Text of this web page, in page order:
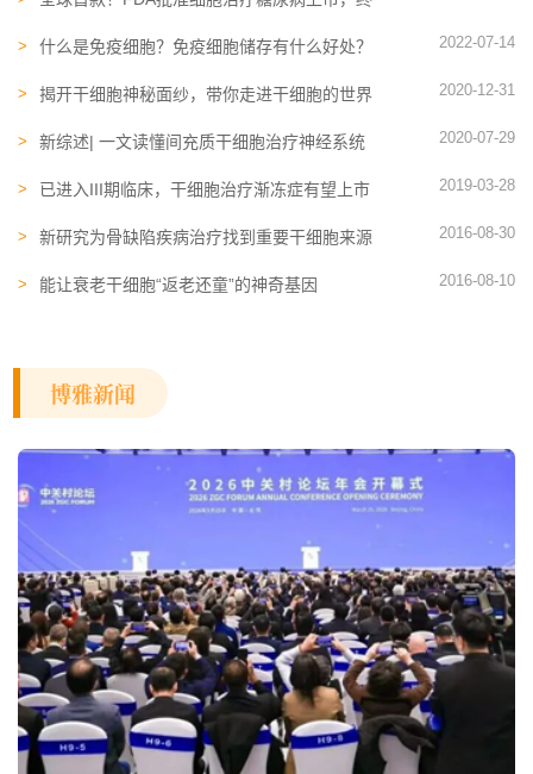
什么是免疫细胞？免疫细胞储存有什么好处？ 2022-07-14
揭开干细胞神秘面纱，带你走进干细胞的世界 2020-12-31
新综述| 一文读懂间充质干细胞治疗神经系统
2020-07-29
已进入III期临床，干细胞治疗渐冻症有望上市 2019-03-28
新研究为骨缺陷疾病治疗找到重要干细胞来源 2016-08-30
能让衰老干细胞“返老还童”的神奇基因 2016-08-10
博雅新闻